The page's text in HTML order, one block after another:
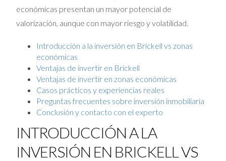
económicas presentan un mayor potencial de
valorización, aunque con mayor riesgo y volatilidad.
Introducción a la inversión en Brickell vs zonas
económicas
Ventajas de invertir en Brickell
Ventajas de invertir en zonas económicas
Casos prácticos y experiencias reales
Preguntas frecuentes sobre inversión inmobiliaria
Conclusión y contacto con el experto
INTRODUCCIÓN A LA
INVERSIÓN EN BRICKELL VS